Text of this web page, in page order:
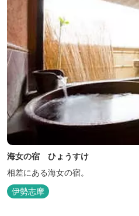
海女の宿 ひょうすけ
相差にある海女の宿。
伊勢志摩